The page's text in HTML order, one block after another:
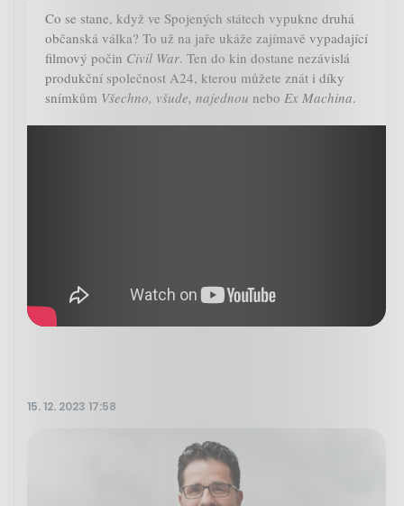
Co se stane, když ve Spojených státech vypukne druhá
občanská válka? To už na jaře ukáže zajímavě vypadající
filmový počin Civil War. Ten do kin dostane nezávislá
produkční společnost A24, kterou můžete znát i díky
snímkům Všechno, všude, najednou nebo Ex Machina.
15. 12. 2023 17:58